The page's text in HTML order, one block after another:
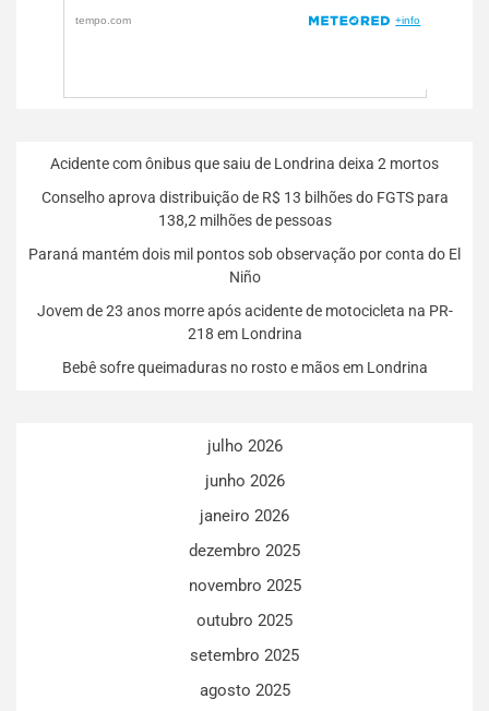
Acidente com ônibus que saiu de Londrina deixa 2 mortos
Conselho aprova distribuição de R$ 13 bilhões do FGTS para
138,2 milhões de pessoas
Paraná mantém dois mil pontos sob observação por conta do El
Niño
Jovem de 23 anos morre após acidente de motocicleta na PR-
218 em Londrina
Bebê sofre queimaduras no rosto e mãos em Londrina
julho 2026
junho 2026
janeiro 2026
dezembro 2025
novembro 2025
outubro 2025
setembro 2025
agosto 2025